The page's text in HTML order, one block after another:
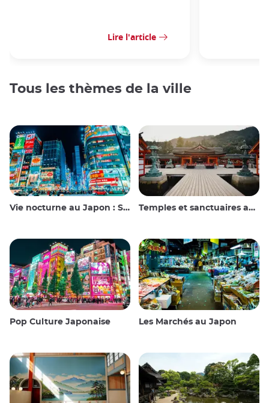
Lire l'article
Tous les thèmes de la ville
Vie nocturne au Japon : Sortir, voir et boire Temples et sanctuaires au Japon
Pop Culture Japonaise Les Marchés au Japon